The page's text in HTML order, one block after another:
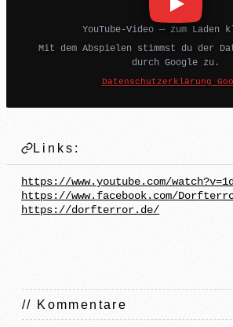
YouTube-Video — zum Laden
Mit dem Abspielen stimmst du der
durch Google zu.
Datenschutzerklärung
Links:
https://www.youtube.com/
https://www.facebook.com/
https://dorfterror.de/
// Kommentare